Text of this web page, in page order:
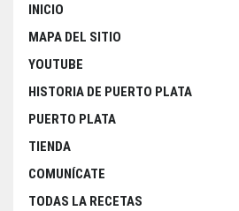
INICIO
MAPA DEL SITIO
YOUTUBE
HISTORIA DE PUERTO PLATA
PUERTO PLATA
TIENDA
COMUNÍCATE
TODAS LA RECETAS